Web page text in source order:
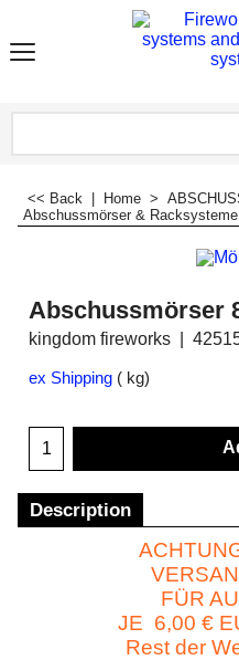
<< Back Home >
Abschussmörser & Racksysteme
Abschussmörser
kingdom fireworks
ex Shipping kg
Description
FÜR
JE 6,00 €
Rest der